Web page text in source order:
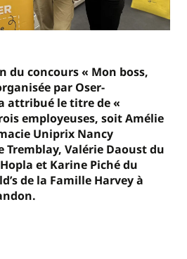
du concours « Mon boss,
par Oser-
attribué le titre de «
employeuses, soit Amélie
Uniprix Nancy
Tremblay, Valérie Daoust du
et Karine Piché du
de la Famille Harvey à